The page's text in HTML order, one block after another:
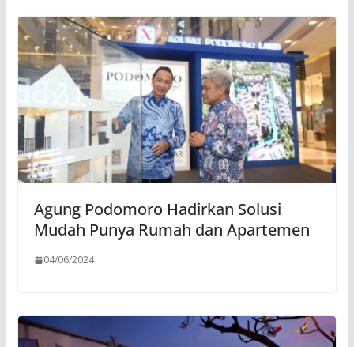
Agung Podomoro Hadirkan Solusi
Mudah Punya Rumah dan Apartemen
04/06/2024